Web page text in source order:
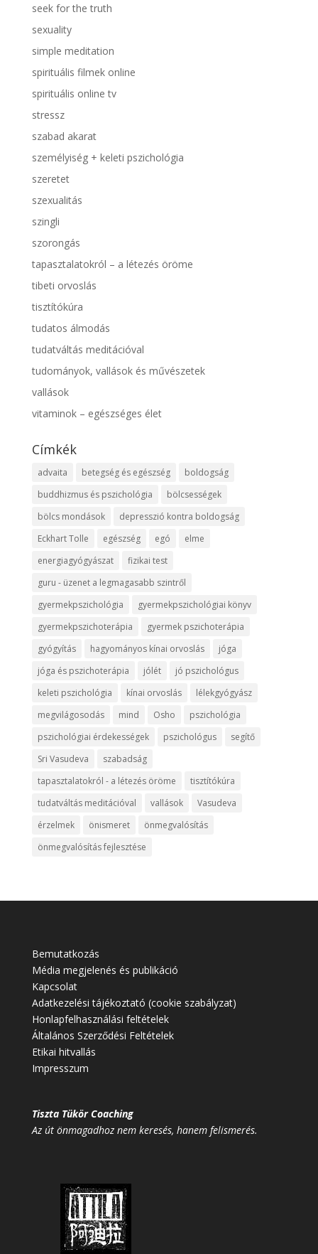
seek for the truth
sexuality
simple meditation
spirituális filmek online
spirituális online tv
stressz
szabad akarat
személyiség + keleti pszichológia
szeretet
szexualitás
szingli
szorongás
tapasztalatokról – a létezés öröme
tibeti orvoslás
tisztítókúra
tudatos álmodás
tudatváltás meditációval
tudományok, vallások és művészetek
vallások
vitaminok – egészséges élet
Címkék
advaita betegség és egészség
boldogság
buddhizmus és pszichológia
bölcsességek
bölcs mondások
depresszió kontra boldogság
Eckhart Tolle
egészség egó
elme
energiagyógyászat
fizikai test
guru - üzenet a legmagasabb szintről
gyermekpszichológia
gyermekpszichológiai könyv
gyermekpszichoterápia
gyermek pszichoterápia
gyógyítás
hagyományos kínai orvoslás
jóga
jóga és pszichoterápia
jólét
jó pszichológus
keleti pszichológia
kínai orvoslás
lélekgyógyász
megvilágosodás
mind Osho
pszichológia
pszichológiai érdekességek
pszichológus
segítő
Sri Vasudeva
szabadság
tapasztalatokról - a létezés öröme
tisztítókúra
tudatváltás meditációval
vallások
Vasudeva
érzelmek
önismeret
önmegvalósítás
önmegvalósítás fejlesztése
Bemutatkozás
Média megjelenés és publikáció
Kapcsolat
Adatkezelési tájékoztató (cookie szabályzat)
Honlapfelhasználási feltételek
Általános Szerződési Feltételek
Etikai hitvallás
Impresszum
Tiszta Tükör Coaching
Az út önmagadhoz nem keresés, hanem felismerés.